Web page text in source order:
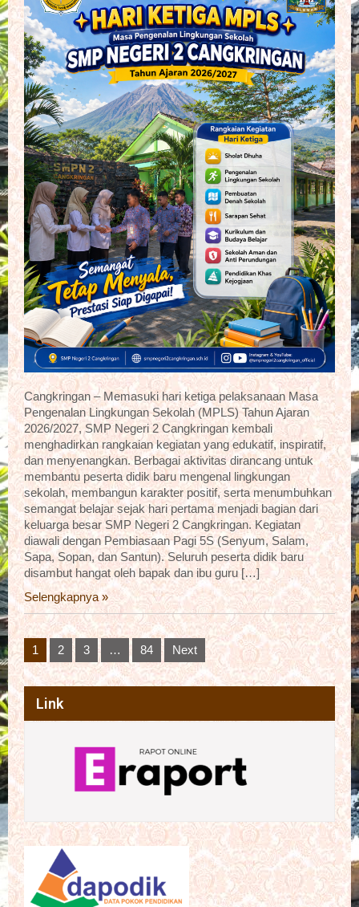
Cangkringan – Memasuki hari ketiga pelaksanaan Masa
Pengenalan Lingkungan Sekolah (MPLS) Tahun Ajaran
2026/2027, SMP Negeri 2 Cangkringan kembali
menghadirkan rangkaian kegiatan yang edukatif, inspiratif,
dan menyenangkan. Berbagai aktivitas dirancang untuk
membantu peserta didik baru mengenal lingkungan
sekolah, membangun karakter positif, serta menumbuhkan
semangat belajar sejak hari pertama menjadi bagian dari
keluarga besar SMP Negeri 2 Cangkringan. Kegiatan
diawali dengan Pembiasaan Pagi 5S (Senyum, Salam,
Sapa, Sopan, dan Santun). Seluruh peserta didik baru
disambut hangat oleh bapak dan ibu guru […]
Selengkapnya »
Posts
pagination
1 2 3 … 84 Next
Link